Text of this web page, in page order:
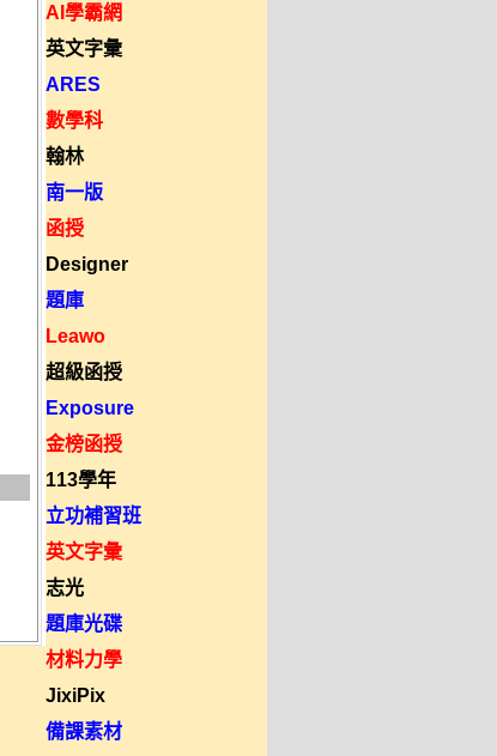
AI學霸網
英文字彙
ARES
數學科
翰林
南一版
函授
Designer
題庫
Leawo
超級函授
Exposure
金榜函授
113學年
立功補習班
英文字彙
志光
題庫光碟
材料力學
JixiPix
備課素材